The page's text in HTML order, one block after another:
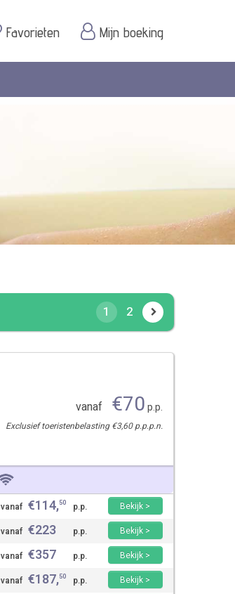
Favorieten Mijn boeking
1 2
vanaf €70p.p.
Exclusief toeristenbelasting €3,60 p.p.p.n.
vanaf €114,50 p.p.
Bekijk >
vanaf €223 p.p.
Bekijk >
vanaf €357 p.p.
Bekijk >
vanaf €187,50 p.p.
Bekijk >